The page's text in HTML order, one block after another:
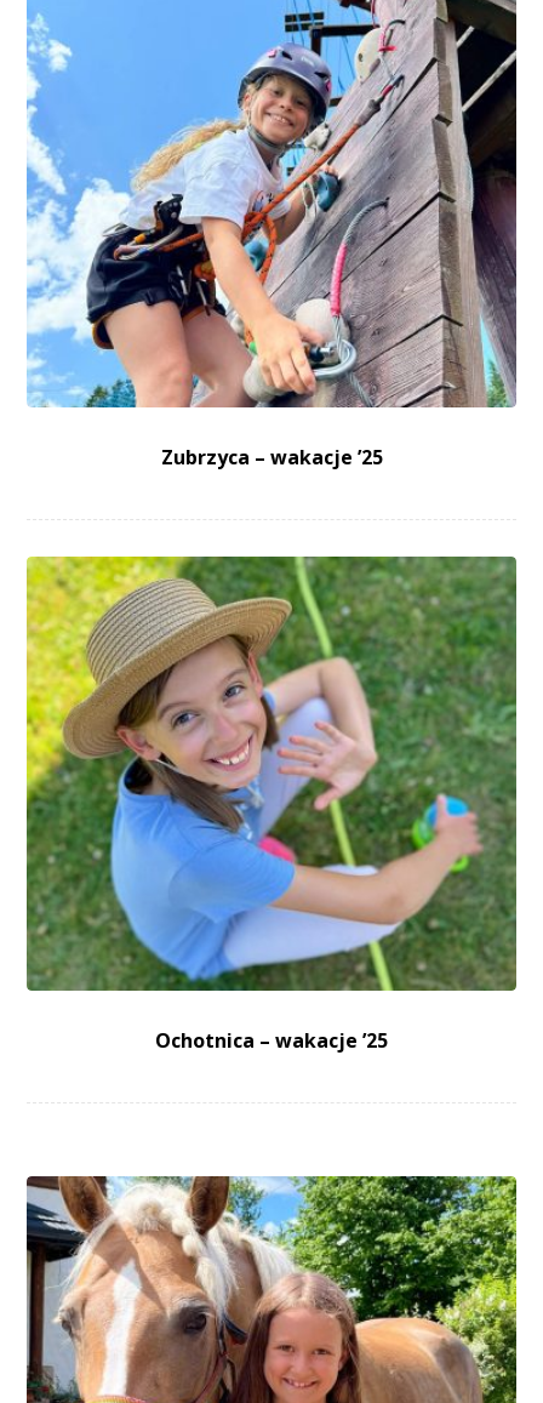
Zubrzyca – wakacje ’25
Ochotnica – wakacje ’25